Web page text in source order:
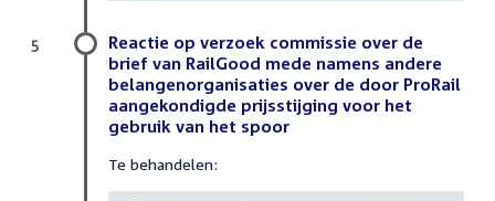
Reactie op verzoek commissie over de
brief van RailGood mede namens andere
belangenorganisaties over de door ProRail
aangekondigde prijsstijging voor het
gebruik van het spoor
Te behandelen:
5